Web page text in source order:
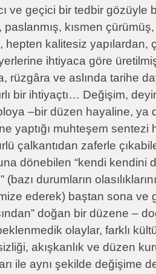
ve geçici bir tedbir gözüyle
kısmen
kalitesiz yapılardan,
ihtiyaca göre
ve aslında tarihe
bir ihtiyaçtı… Değişim,
–bir düzen hayaline, ya
yaptığı muhteşem sentezi
çalkantıdan zaferle
dönebilen “kendi kendini
(bazı durumların
ederek) baştan sona
doğan bir düzene –
olaylar, farklı
akışkanlık ve düzen
ile aynı şekilde değişime